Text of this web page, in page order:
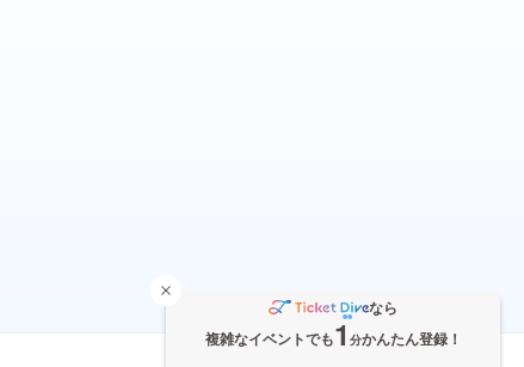
なら
複雑なイベントでも1 分かんたん登録！